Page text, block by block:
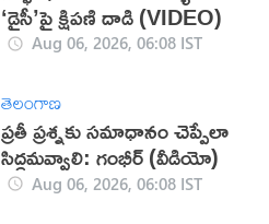
‘డైసీ’పై క్షిపణి దాడి (VIDEO)
Aug 06, 2026, 06:08 IST
తెలంగాణ
ప్రతీ ప్రశ్నకు సమాధానం చెప్పేలా
సిద్ధమవ్వాలి: గంభీర్ (వీడియో)
Aug 06, 2026, 06:08 IST